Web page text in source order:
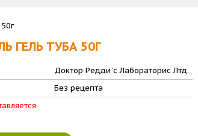
ГЕЛЬ ТУБА 50Г
Доктор Редди`с Лабораторис Лтд.
Без рецепта